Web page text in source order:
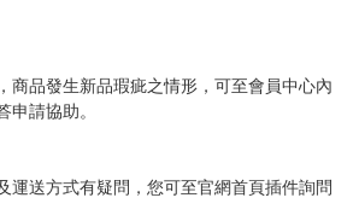
商品發生新品瑕疵之情形，可至會員中心內
請協助。
運送方式有疑問，您可至官網首頁插件詢問